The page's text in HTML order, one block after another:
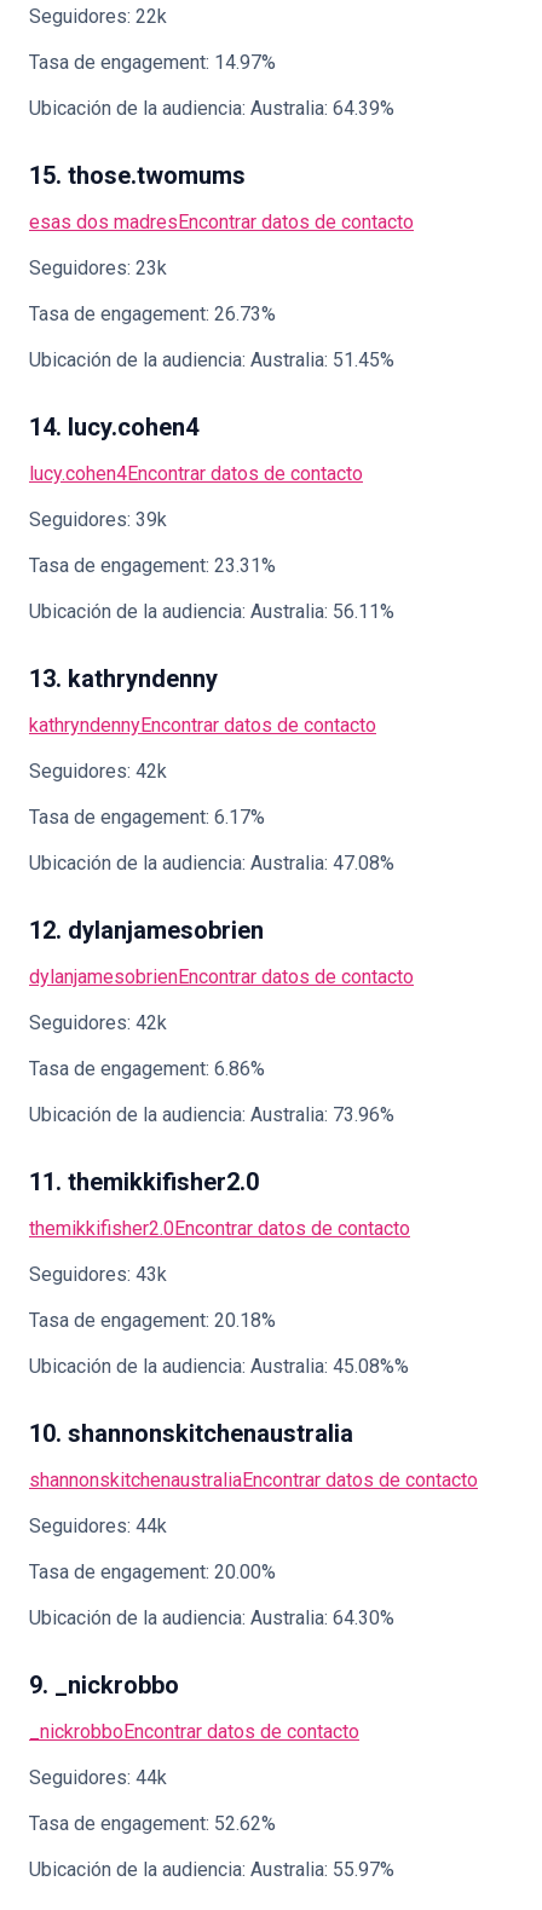
Seguidores: 22k
Tasa de engagement: 14.97%
Ubicación de la audiencia: Australia: 64.39%
15. those.twomums
esas dos madresEncontrar datos de contacto
Seguidores: 23k
Tasa de engagement: 26.73%
Ubicación de la audiencia: Australia: 51.45%
14. lucy.cohen4
lucy.cohen4Encontrar datos de contacto
Seguidores: 39k
Tasa de engagement: 23.31%
Ubicación de la audiencia: Australia: 56.11%
13. kathryndenny
kathryndennyEncontrar datos de contacto
Seguidores: 42k
Tasa de engagement: 6.17%
Ubicación de la audiencia: Australia: 47.08%
12. dylanjamesobrien
dylanjamesobrienEncontrar datos de contacto
Seguidores: 42k
Tasa de engagement: 6.86%
Ubicación de la audiencia: Australia: 73.96%
11. themikkifisher2.0
themikkifisher2.0Encontrar datos de contacto
Seguidores: 43k
Tasa de engagement: 20.18%
Ubicación de la audiencia: Australia: 45.08%%
10. shannonskitchenaustralia
shannonskitchenaustraliaEncontrar datos de contacto
Seguidores: 44k
Tasa de engagement: 20.00%
Ubicación de la audiencia: Australia: 64.30%
9. _nickrobbo
_nickrobboEncontrar datos de contacto
Seguidores: 44k
Tasa de engagement: 52.62%
Ubicación de la audiencia: Australia: 55.97%